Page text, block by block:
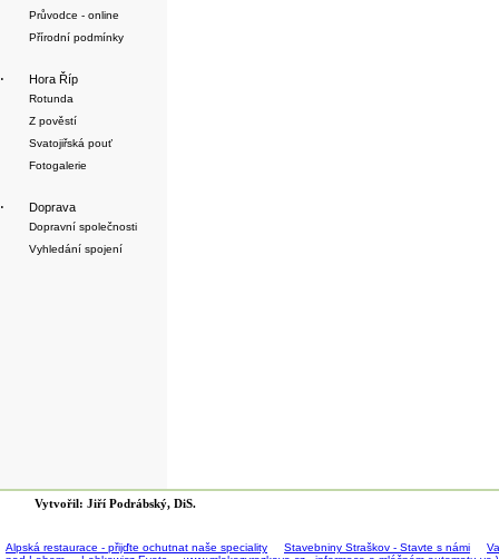
Průvodce - online
Přírodní podmínky
· Hora Říp
Rotunda
Z pověstí
Svatojiřská pouť
Fotogalerie
· Doprava
Dopravní společnosti
Vyhledání spojení
Vytvořil: Jiří Podrábský, DiS.
Alpská restaurace - přijďte ochutnat naše speciality Stavebniny Straškov - Stavte s námi